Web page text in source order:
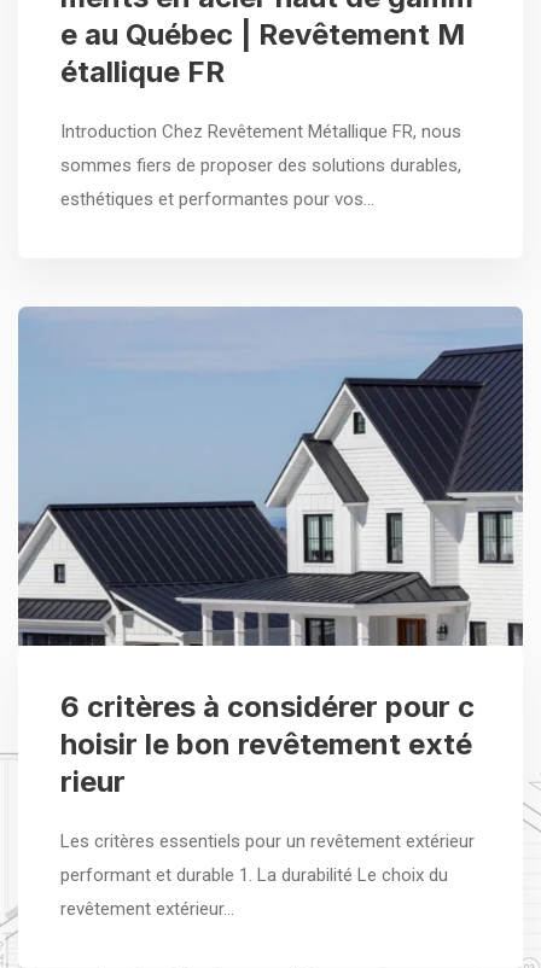
e au Québec | Revêtement M
étallique FR
Introduction Chez Revêtement Métallique FR, nous
sommes fiers de proposer des solutions durables,
esthétiques et performantes pour vos…
6 critères à considérer pour c
hoisir le bon revêtement exté
rieur
Les critères essentiels pour un revêtement extérieur
performant et durable 1. La durabilité Le choix du
revêtement extérieur…